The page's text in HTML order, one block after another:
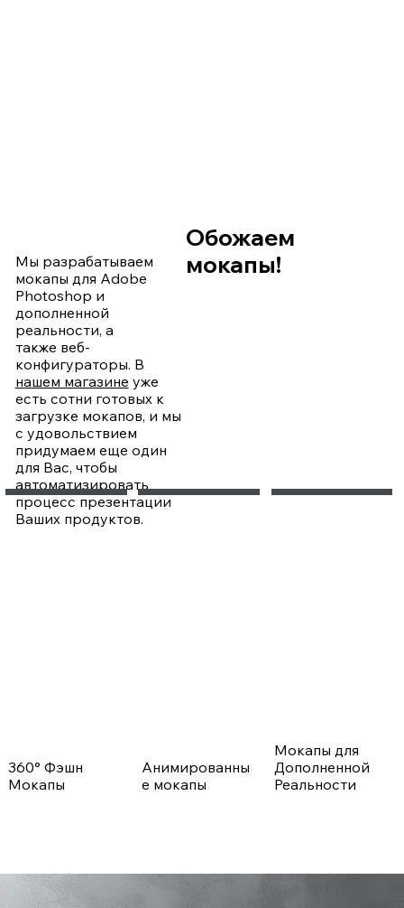
Мы разрабатываем
мокапы для Adobe
Photoshop и
дополненной
реальности, а
также веб-
конфигураторы. В
нашем магазине уже
есть сотни готовых к
загрузке мокапов, и мы
с удовольствием
придумаем еще один
для Вас, чтобы
автоматизировать
процесс презентации
Ваших продуктов.
Обожаем
мокапы!
360° Фэшн
Мокапы
Анимированны
е мокапы
Мокапы для
Дополненной
Реальности